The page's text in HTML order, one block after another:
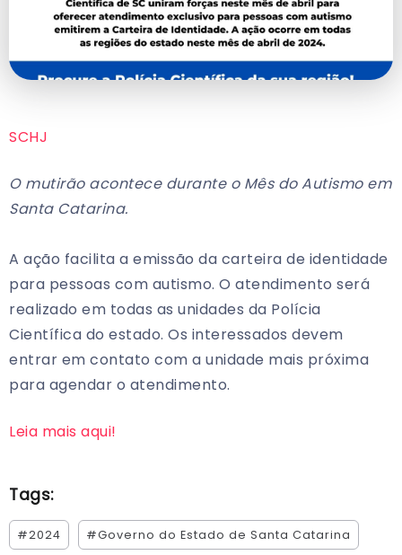
SCHJ
O mutirão acontece durante o Mês do Autismo em
Santa Catarina.
A ação facilita a emissão da carteira de identidade
para pessoas com autismo. O atendimento será
realizado em todas as unidades da Polícia
Científica do estado. Os interessados devem
entrar em contato com a unidade mais próxima
para agendar o atendimento.
Leia mais aqui!
Tags:
#2024 #Governo do Estado de Santa Catarina